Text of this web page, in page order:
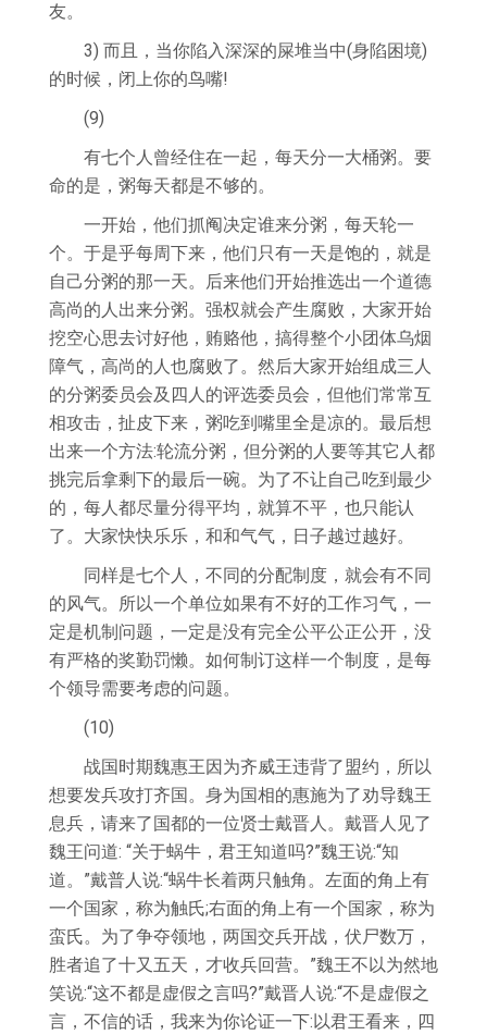
友。
3) 而且，当你陷入深深的屎堆当中(身陷困境)
的时候，闭上你的鸟嘴!
(9)
有七个人曾经住在一起，每天分一大桶粥。要
命的是，粥每天都是不够的。
一开始，他们抓阄决定谁来分粥，每天轮一
个。于是乎每周下来，他们只有一天是饱的，就是
自己分粥的那一天。后来他们开始推选出一个道德
高尚的人出来分粥。强权就会产生腐败，大家开始
挖空心思去讨好他，贿赂他，搞得整个小团体乌烟
障气，高尚的人也腐败了。然后大家开始组成三人
的分粥委员会及四人的评选委员会，但他们常常互
相攻击，扯皮下来，粥吃到嘴里全是凉的。最后想
出来一个方法:轮流分粥，但分粥的人要等其它人都
挑完后拿剩下的最后一碗。为了不让自己吃到最少
的，每人都尽量分得平均，就算不平，也只能认
了。大家快快乐乐，和和气气，日子越过越好。
同样是七个人，不同的分配制度，就会有不同
的风气。所以一个单位如果有不好的工作习气，一
定是机制问题，一定是没有完全公平公正公开，没
有严格的奖勤罚懒。如何制订这样一个制度，是每
个领导需要考虑的问题。
(10)
战国时期魏惠王因为齐威王违背了盟约，所以
想要发兵攻打齐国。身为国相的惠施为了劝导魏王
息兵，请来了国都的一位贤士戴晋人。戴晋人见了
魏王问道: “关于蜗牛，君王知道吗?”魏王说:“知
道。”戴普人说:“蜗牛长着两只触角。左面的角上有
一个国家，称为触氏;右面的角上有一个国家，称为
蛮氏。为了争夺领地，两国交兵开战，伏尸数万，
胜者追了十又五天，才收兵回营。”魏王不以为然地
笑说:“这不都是虚假之言吗?”戴晋人说:“不是虚假之
言，不信的话，我来为你论证一下:以君王看来，四